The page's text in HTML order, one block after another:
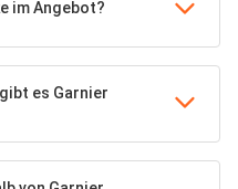
im Angebot?
es Garnier